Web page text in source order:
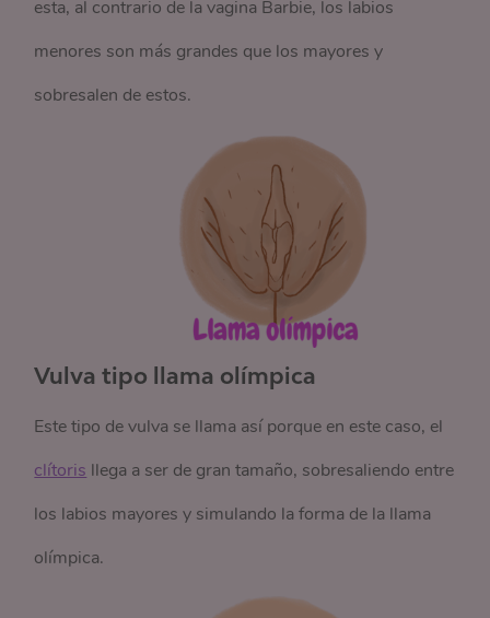
esta, al contrario de la vagina Barbie, los labios
menores son más grandes que los mayores y
sobresalen de estos.
Vulva tipo llama olímpica
Este tipo de vulva se llama así porque en este caso, el
clítoris llega a ser de gran tamaño, sobresaliendo entre
los labios mayores y simulando la forma de la llama
olímpica.